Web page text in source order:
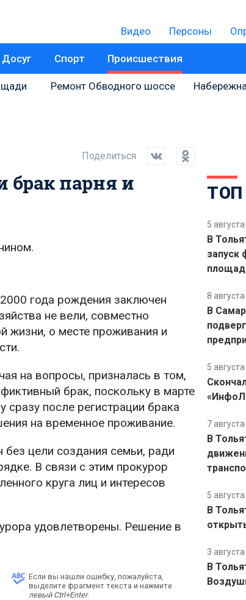
Видео Персоны
Досуг Спорт Происшествия
Ремонт Обводного шоссе
Поделиться
брак парня и
года рождения заключен
не вели, совместно
жизни, о месте проживания и
на вопросы, призналась в том,
брак, поскольку в марте
сразу после регистрации брака
на временное проживание.
цели создания семьи, ради
В связи с этим прокурор
круга лиц и интересов
удовлетворены. Решение в
Если вы нашли ошибку, пожалуйста,
выделите фрагмент текста и нажмите
левый Ctrl+Enter.
ТОП
5
В
запуск
8
В
5
7
В
5
В
3 августа
В